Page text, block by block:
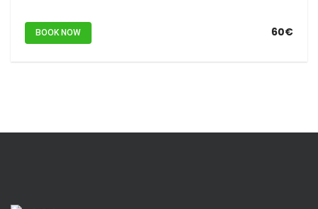
BOOK NOW 60€